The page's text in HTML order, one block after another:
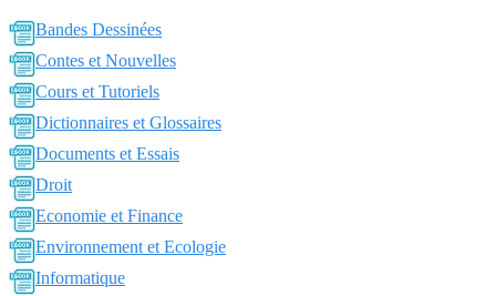
Bandes Dessinées
Contes et Nouvelles
Cours et Tutoriels
Dictionnaires et Glossaires
Documents et Essais
Droit
Economie et Finance
Environnement et Ecologie
Informatique